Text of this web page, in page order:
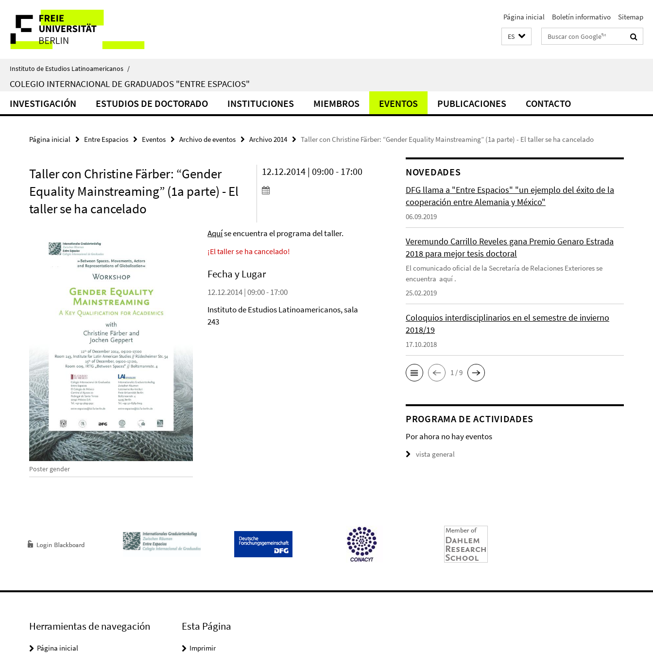
direkt
Inhalt
Herramientas
de
navegación
Página inicial Boletín informativo Sitemap
ES Suchbegriffe
Instituto de Estudios Latinoamericanos /
COLEGIO INTERNACIONAL DE GRADUADOS "ENTRE ESPACIOS"
INVESTIGACIÓN ESTUDIOS DE DOCTORADO INSTITUCIONES MIEMBROS EVENTOS PUBLICACIONES CONTACTO
Página inicial Entre Espacios Eventos Archivo de eventos Archivo 2014 Taller con Christine Färber: “Gender Equality Mainstreaming” (1a parte) - El taller se ha cancelado
Taller con Christine Färber: “Gender
Equality Mainstreaming” (1a parte) - El
taller se ha cancelado
12.12.2014 | 09:00 - 17:00
Poster gender
Aquíse encuentra el programa del taller.
¡El taller se ha cancelado!
Fecha y Lugar
12.12.2014 | 09:00 - 17:00
Instituto de Estudios Latinoamericanos, sala
243
NOVEDADES
DFG llama a "Entre Espacios" "un ejemplo del éxito de la
cooperación entre Alemania y México"
06.09.2019
Veremundo Carrillo Reveles gana Premio Genaro Estrada
2018 para mejor tesis doctoral
El comunicado oficial de la Secretaría de Relaciones Exteriores se
encuentra aquí .
25.02.2019
Coloquios interdisciplinarios en el semestre de invierno
2018/19
17.10.2018
1 / 9
PROGRAMA DE ACTIVIDADES
Por ahora no hay eventos
vista general
Herramientas de navegación
Página inicial
Esta Página
Imprimir